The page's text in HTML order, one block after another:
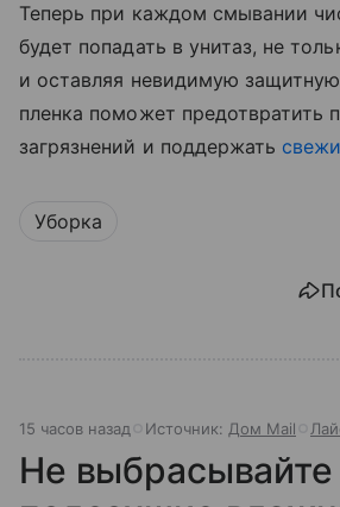
Теперь при каждом смывании
будет попадать в унитаз, не
и оставляя невидимую
пленка поможет предотвратить
загрязнений и поддержать
Уборка
15 часов назад Источник: Дом Mail
Не выбрасывайте